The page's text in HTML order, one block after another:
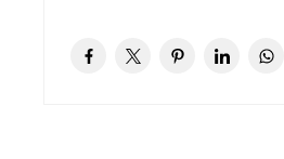
separate toilet. Ook treffen we